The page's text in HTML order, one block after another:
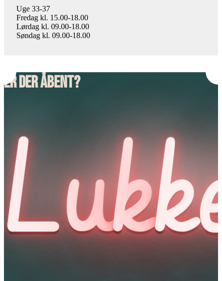
Uge 33-37
Fredag kl. 15.00-18.00
Lørdag kl. 09.00-18.00
Søndag kl. 09.00-18.00
Er der åbent?
Luk